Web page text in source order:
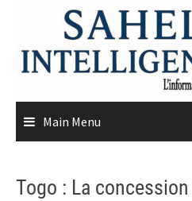
content
Main Menu
Togo : La